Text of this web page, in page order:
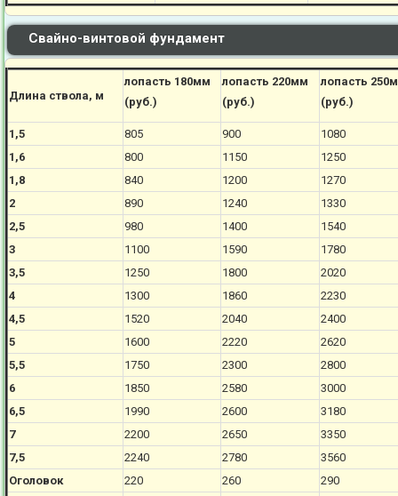
Свайно-винтовой фундамент
Длина ствола, м
лопасть 180мм
(руб.)
лопасть 220мм
(руб.)
лопасть
(руб.)
1,5 805 900
1080
1,6
800 1150
1250
1,8
840 1200
1270
2
890 1240
1330
2,5
980 1400
1540
3
1100 1590
1780
3,5
1250 1800
2020
4
1300 1860
2230
4,5
1520 2040
2400
5
1600 2220
2620
5,5
1750 2300
2800
6
1850 2580
3000
6,5
1990 2600
3180
7
2200 2650
3350
7,5
2240 2780
3560
Оголовок
220 260 290